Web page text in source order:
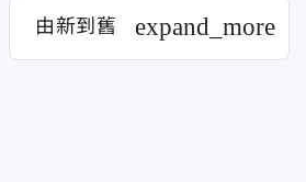
由新到舊 expand_more